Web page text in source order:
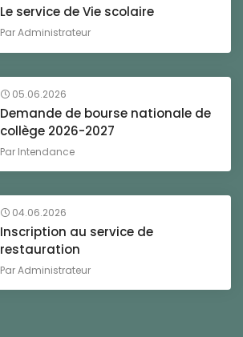
Le service de Vie scolaire
ParAdministrateur
05.06.2026
Demande de bourse nationale de
collège 2026-2027
Par Intendance
04.06.2026
Inscription au service de
restauration
ParAdministrateur